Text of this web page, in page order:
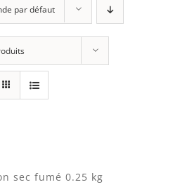
(3)
(0)
par défaut
sec fumé 0.25 kg